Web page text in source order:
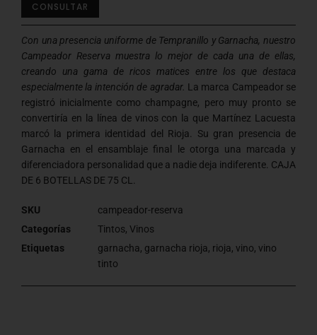
CONSULTAR
Con una presencia uniforme de Tempranillo y Garnacha, nuestro
Campeador Reserva muestra lo mejor de cada una de ellas,
creando una gama de ricos matices entre los que destaca
especialmente la intención de agradar. La marca Campeador se
registró inicialmente como champagne, pero muy pronto se
convertiría en la línea de vinos con la que Martínez Lacuesta
marcó la primera identidad del Rioja. Su gran presencia de
Garnacha en el ensamblaje final le otorga una marcada y
diferenciadora personalidad que a nadie deja indiferente. CAJA
DE 6 BOTELLAS DE 75 CL.
SKU
campeador-reserva
Categorías
Tintos, Vinos
Etiquetas
garnacha, garnacha rioja, rioja, vino, vino
tinto